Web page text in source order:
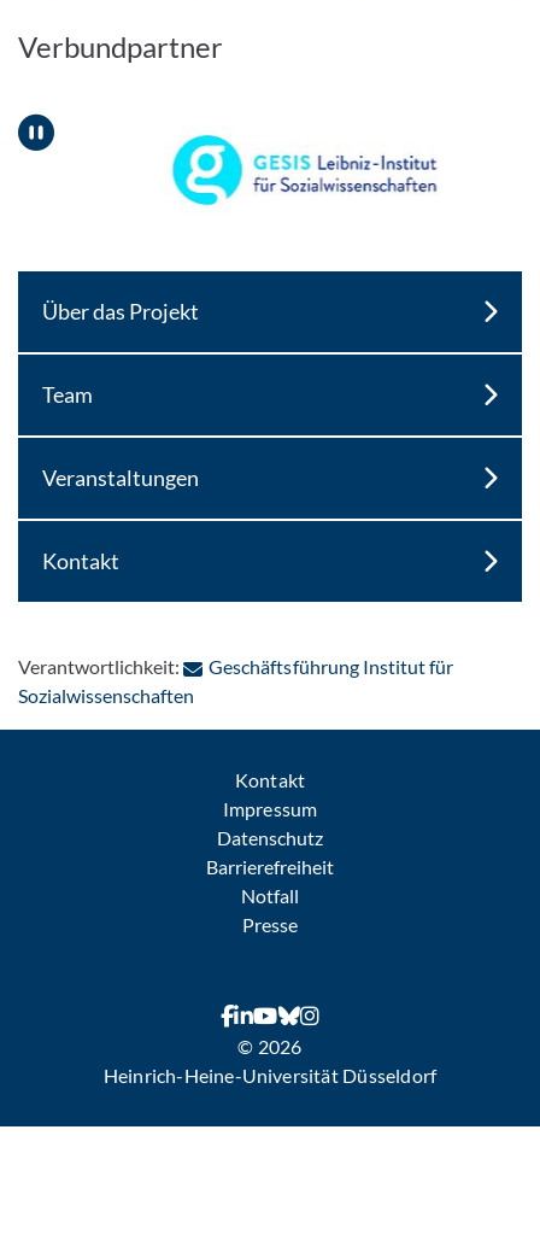
Verbundpartner
Über das Projekt
Team
Veranstaltungen
Kontakt
Verantwortlichkeit:
Geschäftsführung Institut für
Sozialwissenschaften
Kontakt
Impressum
Datenschutz
Barrierefreiheit
Notfall
Presse
© 2026
Heinrich-Heine-Universität Düsseldorf